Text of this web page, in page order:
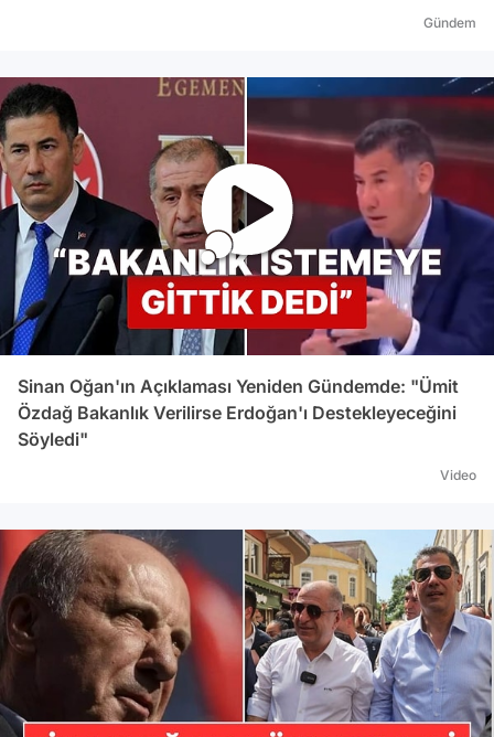
Gündem
Sinan Oğan'ın Açıklaması Yeniden Gündemde: "Ümit
Özdağ Bakanlık Verilirse Erdoğan'ı Destekleyeceğini
Söyledi"
Video